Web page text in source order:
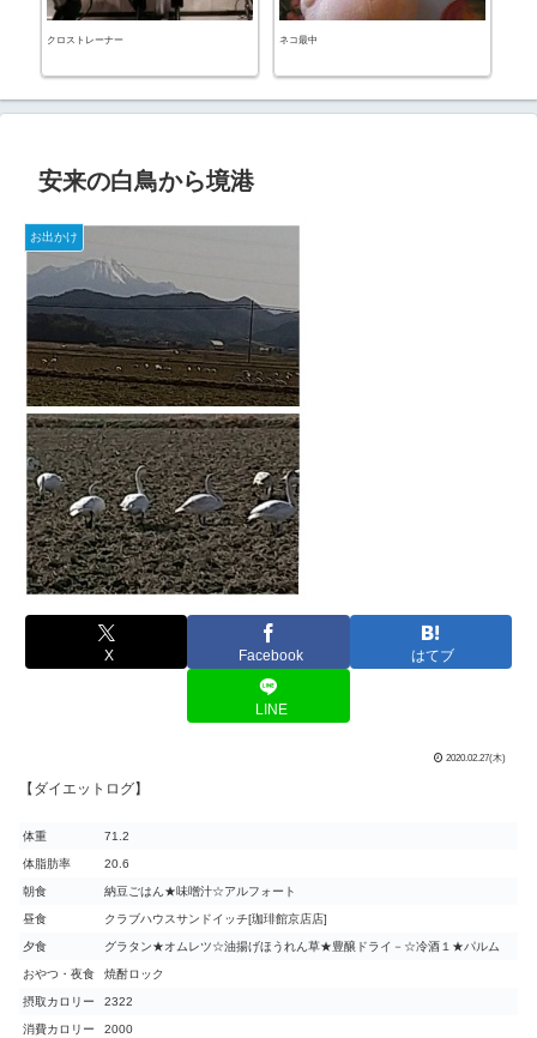
クロストレーナー ネコ最中
安来の白鳥から境港
お出かけ
X Facebook はてブ
LINE
2020.02.27(木)
【ダイエットログ】
体重 71.2
体脂肪率 20.6
朝食 納豆ごはん★味噌汁☆アルフォート
昼食 クラブハウスサンドイッチ[珈琲館京店店]
夕食 グラタン★オムレツ☆油揚げほうれん草★豊醸ドライ－☆冷酒１★パルム
おやつ・夜食 焼酎ロック
摂取カロリー 2322
消費カロリー 2000